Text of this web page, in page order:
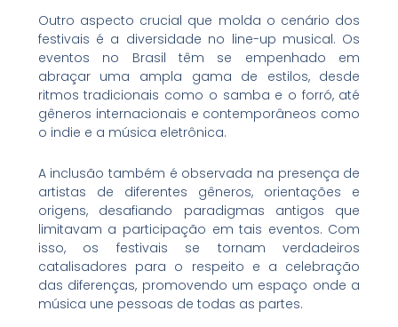
Outro aspecto crucial que molda o cenário dos
festivais é a diversidade no line-up musical. Os
eventos no Brasil têm se empenhado em
abraçar uma ampla gama de estilos, desde
ritmos tradicionais como o samba e o forró, até
gêneros internacionais e contemporâneos como
o indie e a música eletrônica.
A inclusão também é observada na presença de
artistas de diferentes gêneros, orientações e
origens, desafiando paradigmas antigos que
limitavam a participação em tais eventos. Com
isso, os festivais se tornam verdadeiros
catalisadores para o respeito e a celebração
das diferenças, promovendo um espaço onde a
música une pessoas de todas as partes.